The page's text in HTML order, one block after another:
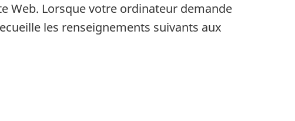
Web. Lorsque votre ordinateur demande
les renseignements suivants aux